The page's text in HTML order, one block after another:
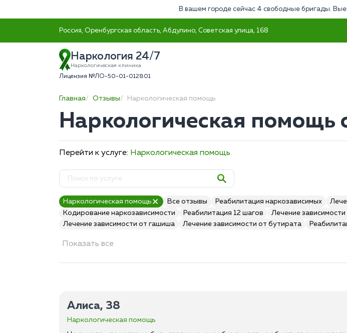
В вашем городе сейчас 4 свободные бригады.
Россия, Оренбургская область, Абдулино, Советская улица, 168
Наркология 24/7
Наркологическая клиника
Лицензия №ЛО-50-01-012801
Главная Отзывы Наркологическая помощь
Наркологическая помощь
Перейти к услуге: Наркологическая помощь
Наркологическая помощь Все отзывы Реабилитация наркозависимых
Кодирование наркозависимости
Реабилитация 12 шагов Лечение
Лечение зависимости от гашиша
Лечение зависимости от бутирата
Показать все
Алиса, 38
Наркологическая помощь